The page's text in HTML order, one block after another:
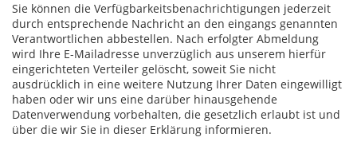
Sie können die Verfügbarkeitsbenachrichtigungen jederzeit
durch entsprechende Nachricht an den eingangs genannten
Verantwortlichen abbestellen. Nach erfolgter Abmeldung
wird Ihre E-Mailadresse unverzüglich aus unserem hierfür
eingerichteten Verteiler gelöscht, soweit Sie nicht
ausdrücklich in eine weitere Nutzung Ihrer Daten eingewilligt
haben oder wir uns eine darüber hinausgehende
Datenverwendung vorbehalten, die gesetzlich erlaubt ist und
über die wir Sie in dieser Erklärung informieren.